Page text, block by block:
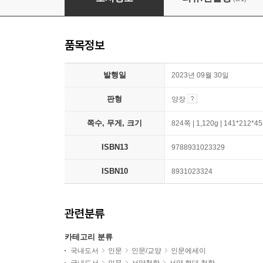
품목정보
발행일 2023년 09월 30일
판형 양장
쪽수, 무게, 크기 824쪽 | 1,120g |
ISBN13 9788931023329
ISBN10 8931023324
관련분류
카테고리 분류
국내도서 인문 인문/교양
인문에세이